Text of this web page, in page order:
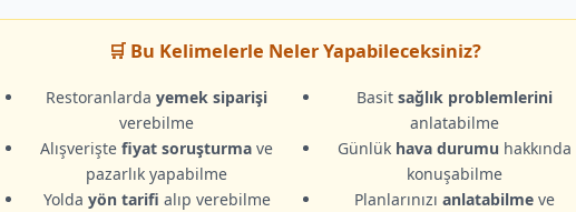
🛒 Bu Kelimelerle Neler Yapabileceksiniz?
Restoranlarda yemek siparişi
verebilme
Alışverişte fiyat soruşturma ve
pazarlık yapabilme
Yolda yön tarifi alıp verebilme
Basit sağlık problemlerini
anlatabilme
Günlük hava durumu hakkında
konuşabilme
Planlarınızı anlatabilmeve